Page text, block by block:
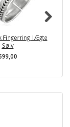
Fingerring I Ægte
Sølv